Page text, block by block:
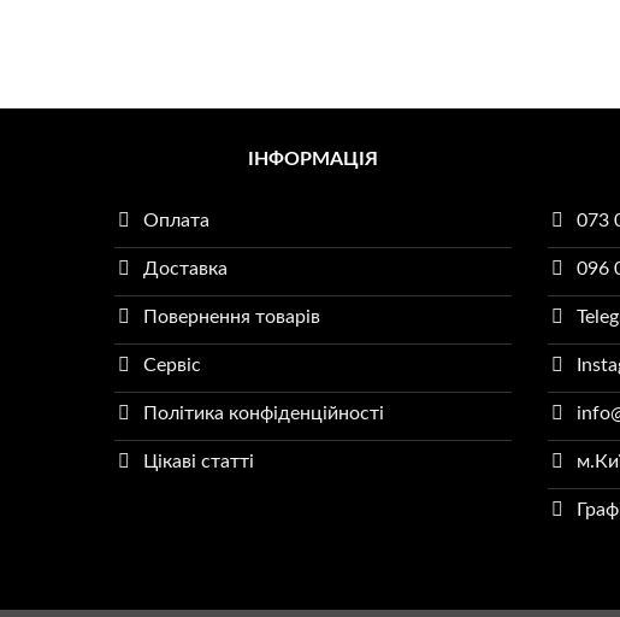
ІНФОРМАЦІЯ
Оплата
Доставка
Повернення товарів
Сервіс
Політика конфіденційності
Цікаві статті
073
096